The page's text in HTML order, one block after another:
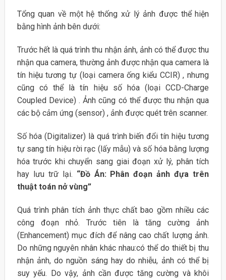
Tổng quan về một hệ thống xử lý ảnh được thể hiện
bằng hình ảnh bên dưới:
Trước hết là quá trình thu nhận ảnh, ảnh có thể được thu
nhận qua camera, thường ảnh được nhận qua camera là
tín hiệu tương tự (loại camera ống kiểu CCIR) , nhưng
cũng có thể là tín hiệu số hóa (loại CCD-Charge
Coupled Device) . Ảnh cũng có thể được thu nhận qua
các bộ cảm ứng (sensor) , ảnh được quét trên scanner.
Số hóa (Digitalizer) là quá trình biến đổi tín hiệu tương
tự sang tín hiệu rời rạc (lấy mẫu) và số hóa bằng lượng
hóa trước khi chuyển sang giai đoạn xử lý, phân tích
hay lưu trữ lại. “Đồ Án: Phân đoạn ảnh đựa trên
thuật toán nở vùng”
Quá trình phân tích ảnh thực chất bao gồm nhiều các
công đoạn nhỏ. Trước tiên là tăng cường ảnh
(Enhancement) mục đích để nâng cao chất lượng ảnh.
Do những nguyên nhân khác nhau:có thể do thiết bị thu
nhận ảnh, do nguồn sáng hay do nhiễu, ảnh có thể bị
suy yếu. Do vậy, ảnh cần được tăng cường và khôi